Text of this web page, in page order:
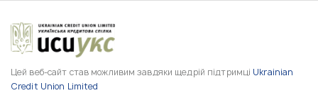
Цей веб-сайт став можливим завдяки щедрій підтримці Ukrainian
Credit Union Limited